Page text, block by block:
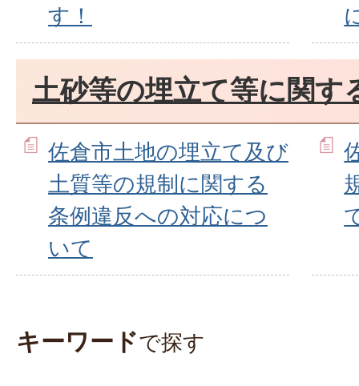
す！
土砂等の埋立て等に関す
佐倉市土地の埋立て及び
土質等の規制に関する
条例違反への対応につ
いて
キーワードで探す